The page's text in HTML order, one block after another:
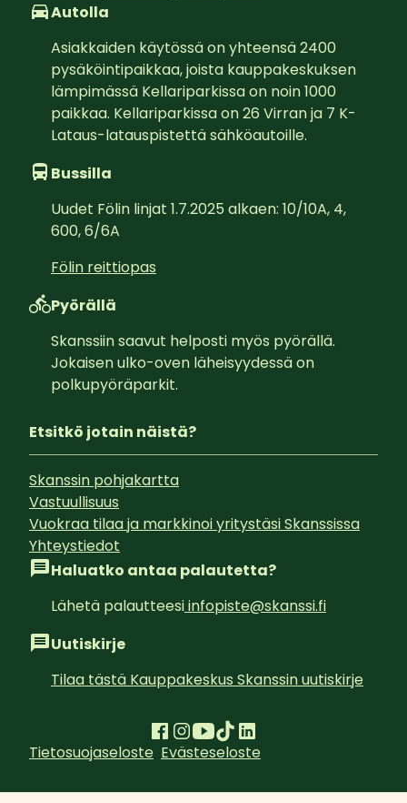
Autolla
Asiakkaiden käytössä on yhteensä 2400
pysäköintipaikkaa, joista kauppakeskuksen
lämpimässä Kellariparkissa on noin 1000
paikkaa. Kellariparkissa on 26 Virran ja 7 K-
Lataus-latauspistettä sähköautoille.
Bussilla
Uudet Fölin linjat 1.7.2025 alkaen: 10/10A, 4,
600, 6/6A
Fölin reittiopas
Pyörällä
Skanssiin saavut helposti myös pyörällä.
Jokaisen ulko-oven läheisyydessä on
polkupyöräparkit.
Etsitkö jotain näistä?
Skanssin pohjakartta
Vastuullisuus
Vuokraa tilaa ja markkinoi yritystäsi Skanssissa
Yhteystiedot
Haluatko antaa palautetta?
Lähetä palautteesiinfopiste@skanssi.fi
Uutiskirje
Tilaa tästä Kauppakeskus Skanssin uutiskirje
Tietosuojaseloste Evästeseloste